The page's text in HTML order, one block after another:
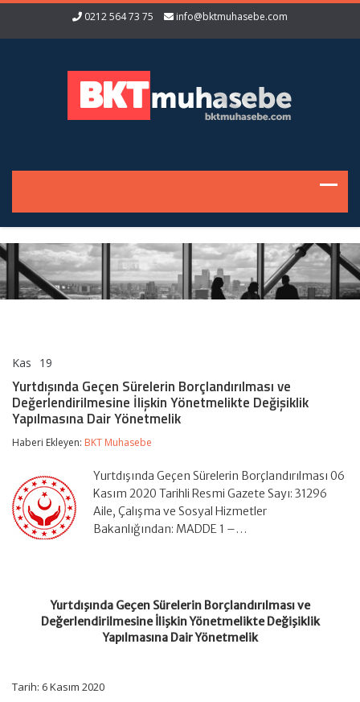
0212 564 73 75 info@bktmuhasebe.com
Kas 19
Sürelerin
Borçlandırılması
ve
İlişkin
Değişiklik
Yapılmasına
Dair
Yönetmelik
için
Yurtdışında Geçen Sürelerin Borçlandırılması ve
Değerlendirilmesine İlişkin Yönetmelikte Değişiklik
Yapılmasına Dair Yönetmelik
Haberi Ekleyen: BKT Muhasebe
Yurtdışında Geçen Sürelerin Borçlandırılması 06
Kasım 2020 Tarihli Resmi Gazete Sayı: 31296
Aile, Çalışma ve Sosyal Hizmetler
Bakanlığından: MADDE 1 –…
Yurtdışında Geçen Sürelerin Borçlandırılması ve
Değerlendirilmesine İlişkin Yönetmelikte Değişiklik
Yapılmasına Dair Yönetmelik
Tarih: 6 Kasım 2020